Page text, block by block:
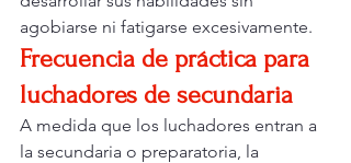
agobiarse ni fatigarse excesivamente.
Frecuencia de práctica para
luchadores de secundaria
A medida que los luchadores entran a
la secundaria o preparatoria, la